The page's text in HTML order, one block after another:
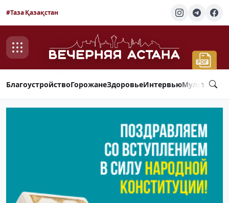
#Таза Қазақстан
БлагоустройствоГорожанеЗдоровьеИнтервью